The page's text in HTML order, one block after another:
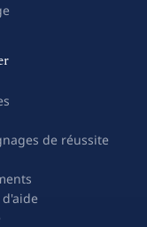
de réussite